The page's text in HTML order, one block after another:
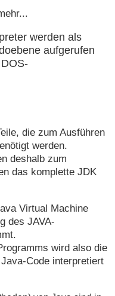
werden als
aufgerufen
die zum Ausführen
werden.
deshalb zum
das komplette JDK
Virtual Machine
des JAVA-
wird also die
Code interpretiert